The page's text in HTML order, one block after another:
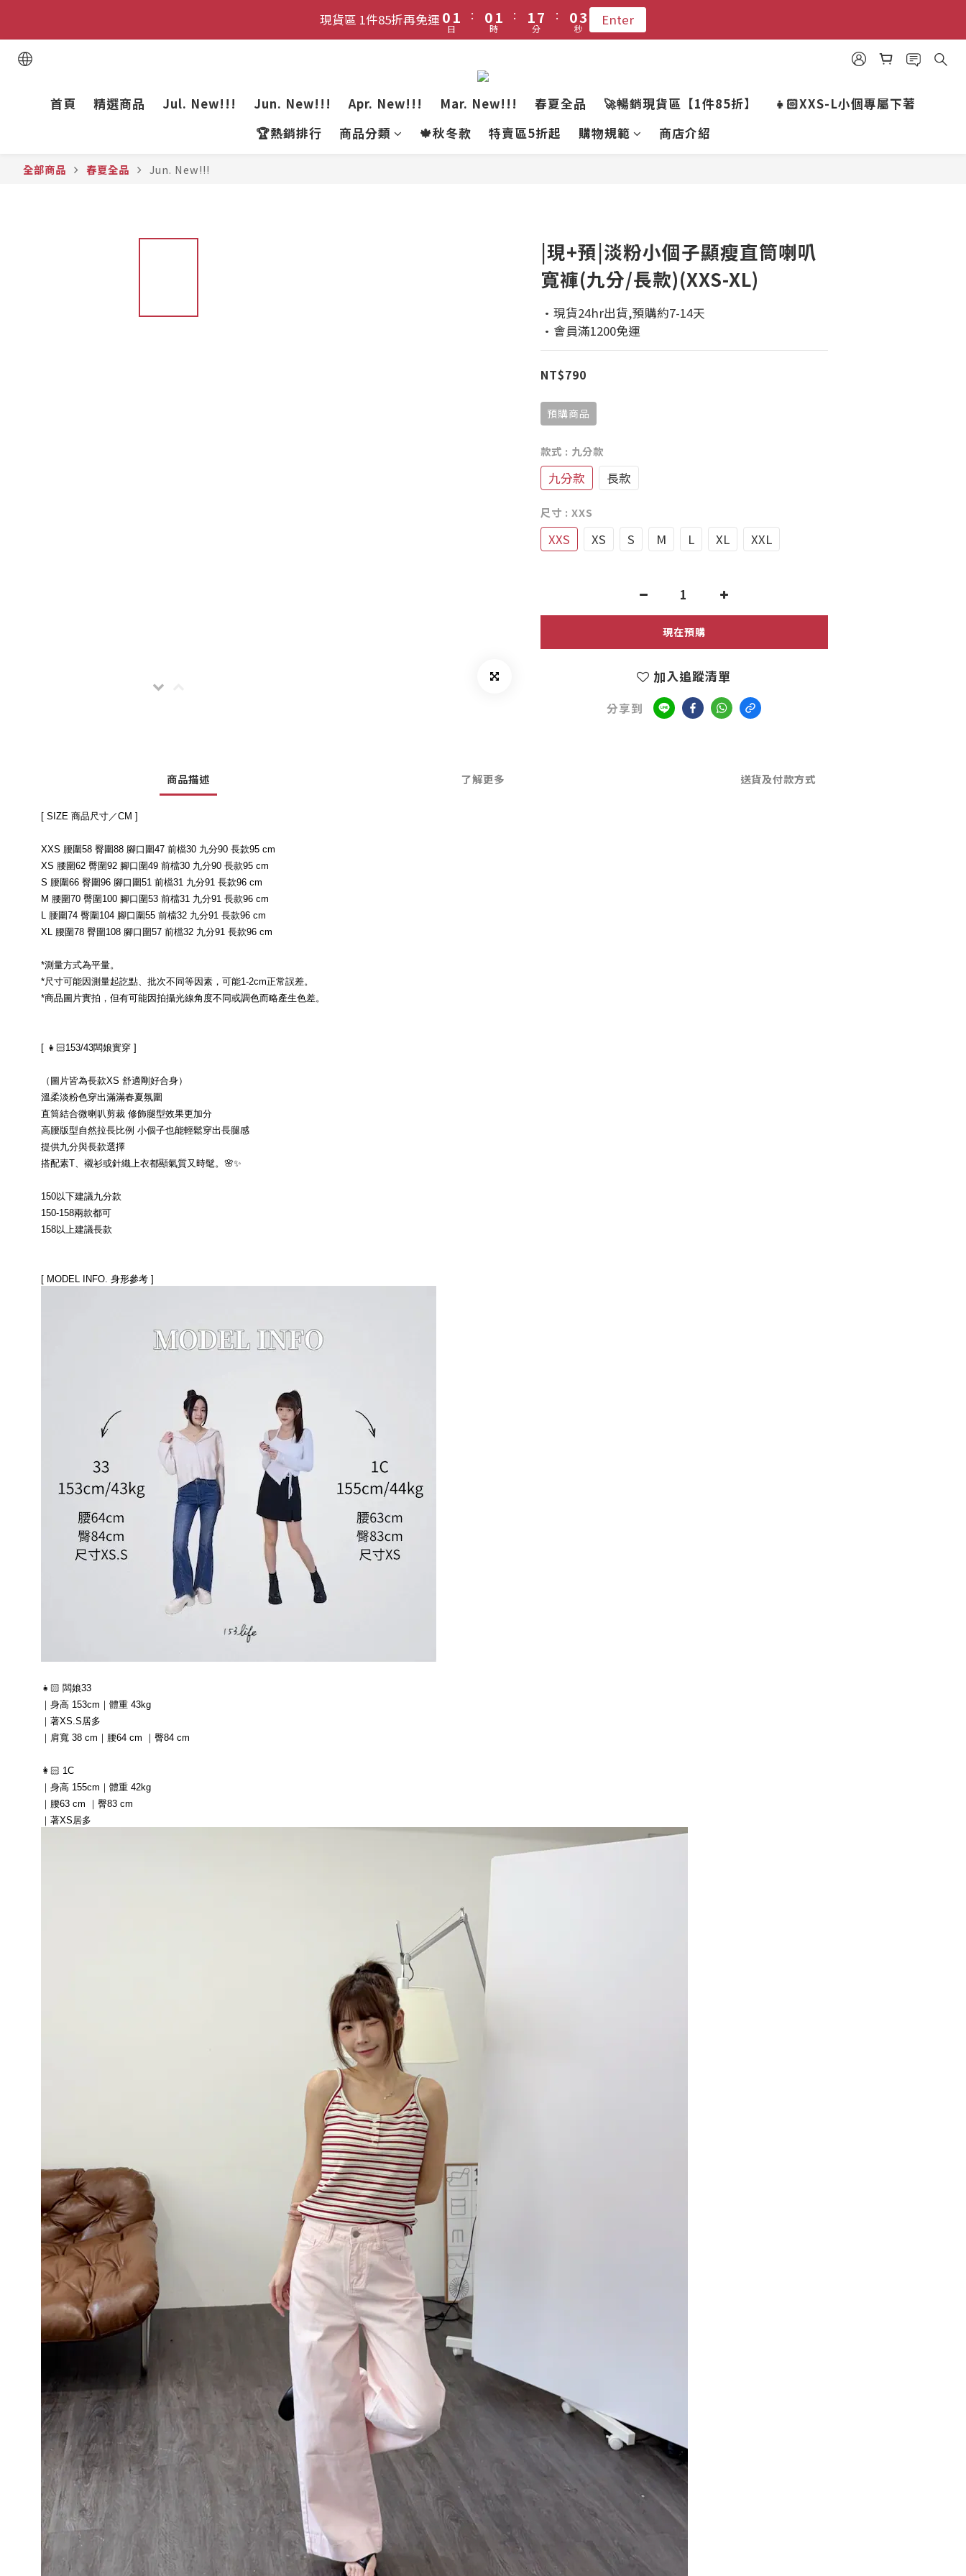
現貨區 1件85折再免運 01
0
日
:
01
0
時
:
1
0
7
6
3
2
1
分
:
02
1
秒
Enter
現貨區 1件85折再免運 01
0
日
:
01
0
時
:
1
0
7
6
3
2
1
分
:
02
1
秒
Enter
每月3號 會員1件免運日🧚🏻‍♀️
現貨區 1件85折再免運
6
5
2
0
7
6
3
1
6
5
3
2
0
7
6
3
1
:
7
6
1
9
8
7
0
:
6
5
2
1
8
7
4
3
2
Enter
首頁 精選商品 Jul. New!!! Jun. New!!! Apr. New!!! Mar. New!!! 春夏全品 🚀暢銷現貨區【1件85折】
👧🏻XXS-L小個專屬下著
🏆熱銷排行
商品分類 🍁秋冬款 特賣區5折起 購物規範 商店介紹
全部商品 春夏全品 Jun. New!!!
|現+預|淡粉小個子顯瘦直筒喇叭
寬褲(九分/長款)(XXS-XL)
·現貨24hr出貨,預購約7-14天
·會員滿1200免運
NT$790
預購商品
款式 : 九分款
九分款 長款
尺寸 : XXS
XXS XS S M L XL XXL
現在預購
加入追蹤清單
分享到
商品描述 了解更多 送貨及付款方式
[ SIZE 商品尺寸／CM ]
XXS 腰圍58 臀圍88 腳口圍47 前檔30 九分90 長款95 cm
XS 腰圍62 臀圍92 腳口圍49 前檔30 九分90 長款95 cm
S 腰圍66 臀圍96 腳口圍51 前檔31 九分91 長款96 cm
M 腰圍70 臀圍100 腳口圍53 前檔31 九分91 長款96 cm
L 腰圍74 臀圍104 腳口圍55 前檔32 九分91 長款96 cm
XL 腰圍78 臀圍108 腳口圍57 前檔32 九分91 長款96 cm
*測量方式為平量。
*尺寸可能因測量起訖點、批次不同等因素，可能1-2cm正常誤差。
*商品圖片實拍，但有可能因拍攝光線角度不同或調色而略產生色差。
[ 👧🏻153/43闆娘實穿 ]
（圖片皆為長款XS 舒適剛好合身）
溫柔淡粉色穿出滿滿春夏氛圍
直筒結合微喇叭剪裁 修飾腿型效果更加分
高腰版型自然拉長比例 小個子也能輕鬆穿出長腿感
提供九分與長款選擇
搭配素T、襯衫或針織上衣都顯氣質又時髦。🌸✨
150以下建議九分款
150-158兩款都可
158以上建議長款
[ MODEL INFO. 身形參考 ]
👧🏻 闆娘33
｜身高 153cm｜體重 43kg
｜著XS.S居多
｜肩寬 38 cm｜腰64 cm ｜臀84 cm
👩🏻 1C
｜身高 155cm｜體重 42kg
｜腰63 cm ｜臀83 cm
｜著XS居多